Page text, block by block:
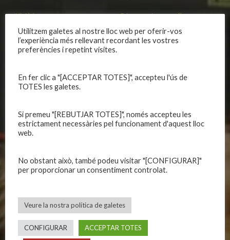
Història
Organització
Publicacions
Avís legal
Política de galetes
Primer equip masculí
Primer equip femení
Equips masculins
Escola
CALENDARIS
Primer Equip Femení
Altres equips
Categories inferiors
Partits a casa
Inscripcions
Playoff
Intranet
Contacte
Utilitzem galetes al nostre lloc web per oferir-vos
l’experiència més rellevant recordant les vostres
preferències i repetint visites.
En fer clic a "[ACCEPTAR TOTES]", accepteu l'ús de
TOTES les galetes.
Si premeu "[REBUTJAR TOTES]", només accepteu les
estrictament necessàries pel funcionament d'aquest lloc
web.
No obstant això, també podeu visitar "[CONFIGURAR]"
per proporcionar un consentiment controlat.
Veure la nostra política de galetes
CONFIGURAR ACCEPTAR TOTES